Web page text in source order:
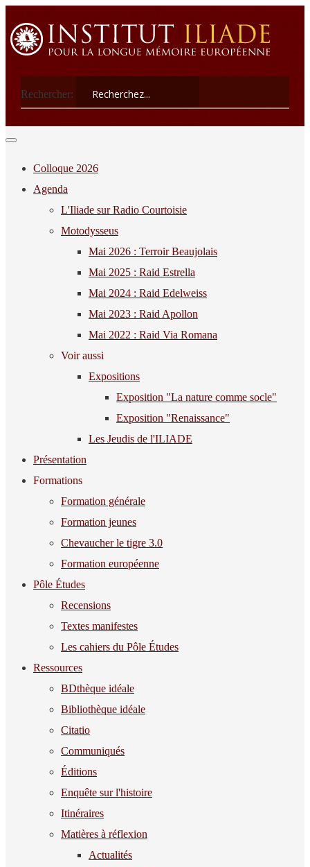
Rechercher:
Colloque 2026
Agenda
L'Iliade sur Radio Courtoisie
Motodysseus
Mai 2026 : Terroir Beaujolais
Mai 2025 : Raid Estrella
Mai 2024 : Raid Edelweiss
Mai 2023 : Raid Apollon
Mai 2022 : Raid Via Romana
Voir aussi
Expositions
Exposition "La nature comme socle"
Exposition "Renaissance"
Les Jeudis de l'ILIADE
Présentation
Formations
Formation générale
Formation jeunes
Chevaucher le tigre 3.0
Formation européenne
Pôle Études
Recensions
Textes manifestes
Les cahiers du Pôle Études
Ressources
BDthèque idéale
Bibliothèque idéale
Citatio
Communiqués
Éditions
Enquête sur l'histoire
Itinéraires
Matières à réflexion
Actualités